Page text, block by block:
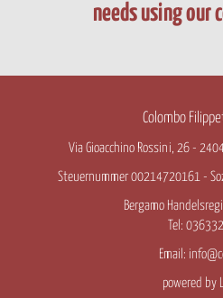
needs using our
Colombo
Via Gioacchino Rossini, 26 -
Steuernummer 00214720161 -
Bergamo
Tel:
Email:
powered by